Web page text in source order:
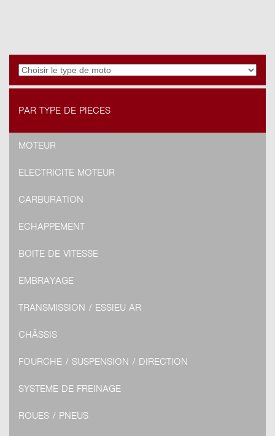
PAR TYPE DE PIÈCES
MOTEUR
ELECTRICITÉ MOTEUR
CARBURATION
ECHAPPEMENT
BOITE DE VITESSE
EMBRAYAGE
TRANSMISSION / ESSIEU AR
CHÂSSIS
FOURCHE / SUSPENSION / DIRECTION
SYSTÈME DE FREINAGE
ROUES / PNEUS